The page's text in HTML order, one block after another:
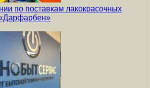
по поставкам лакокрасочных